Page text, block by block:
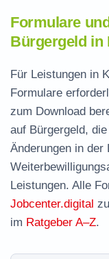
Formulare
Bürgergeld in
Für Leistungen in
Formulare
zum Download
auf Bürgergeld, die
Änderungen in der
Leistungen. Alle
Jobcenter.digital
im Ratgeber A–Z.